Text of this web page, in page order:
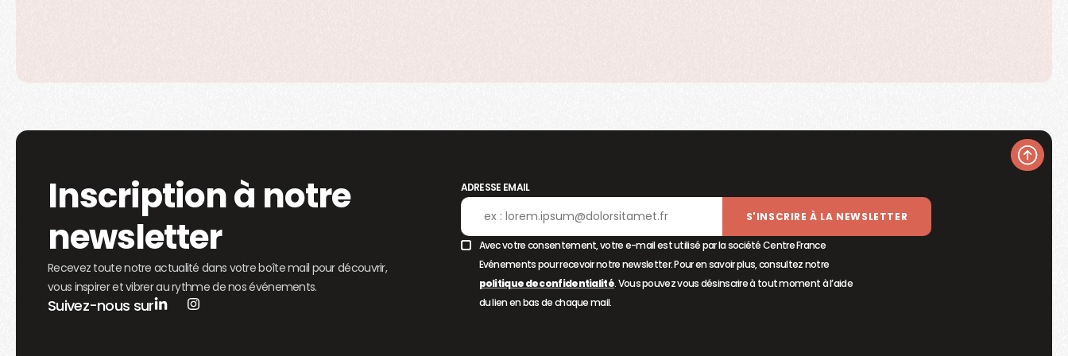
Inscription à notre
newsletter
Recevez toute notre actualité dans votre boîte mail pour découvrir,
vous inspirer et vibrer au rythme de nos événements.
Suivez-nous sur
ADRESSE EMAIL
S'INSCRIRE À LA NEWSLETTER
Avec votre consentement, votre e-mail est utilisé par la société Centre France
Evénements pour recevoir notre newsletter. Pour en savoir plus, consultez notre
politique de confidentialité. Vous pouvez vous désinscrire à tout moment à l’aide
du lien en bas de chaque mail.